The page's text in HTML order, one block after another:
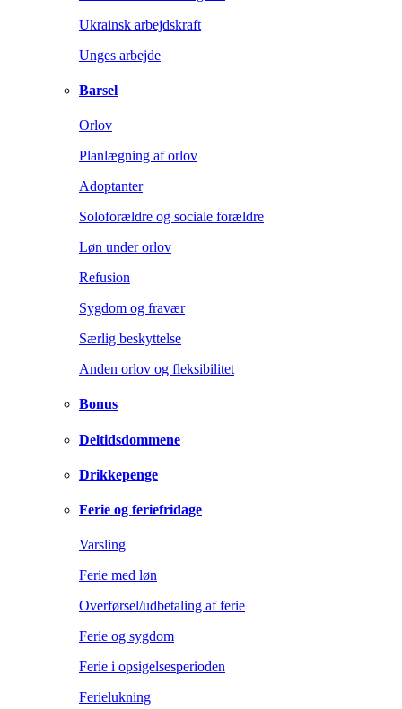
Ukrainsk arbejdskraft
Unges arbejde
Barsel
Orlov
Planlægning af orlov
Adoptanter
Soloforældre og sociale forældre
Løn under orlov
Refusion
Sygdom og fravær
Særlig beskyttelse
Anden orlov og fleksibilitet
Bonus
Deltidsdommene
Drikkepenge
Ferie og feriefridage
Varsling
Ferie med løn
Overførsel/udbetaling af ferie
Ferie og sygdom
Ferie i opsigelsesperioden
Ferielukning